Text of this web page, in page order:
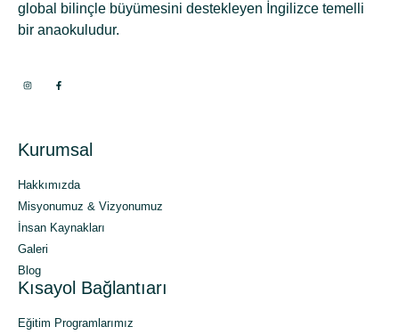
global bilinçle büyümesini destekleyen İngilizce temelli
bir anaokuludur.
Kurumsal
Hakkımızda
Misyonumuz & Vizyonumuz
İnsan Kaynakları
Galeri
Blog
Kısayol Bağlantıarı
Eğitim Programlarımız